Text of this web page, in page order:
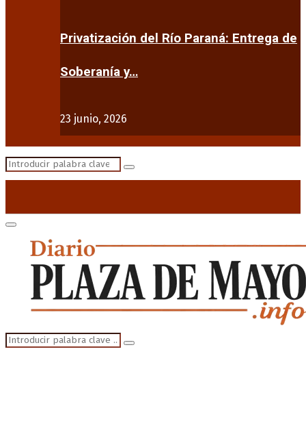
Privatización del Río Paraná: Entrega de
Soberanía y…
23 junio, 2026
Search
Search
Primary
Menu
Search
for:
Search